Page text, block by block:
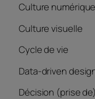
Culture numérique
Culture visuelle
Cycle de vie
Data-driven
Décision (prise de)